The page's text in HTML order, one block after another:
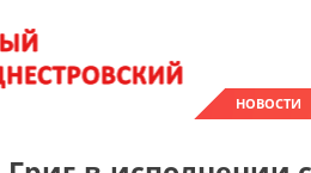
НОВОСТИ